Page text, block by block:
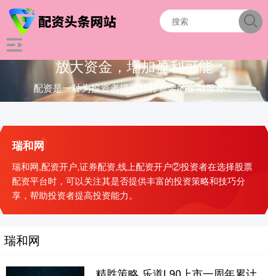
放大资金，增加盈利可能
配资是一种为投资者提供杠杆资金的金融服务！
瑞和网
瑞和网,配资开户,证券配资,线上配资开户②投资者在选择股票
配资平台时，可以关注其是否提供丰富的投资策略和技巧分
享，帮助投资者提高投资能力。
瑞和网